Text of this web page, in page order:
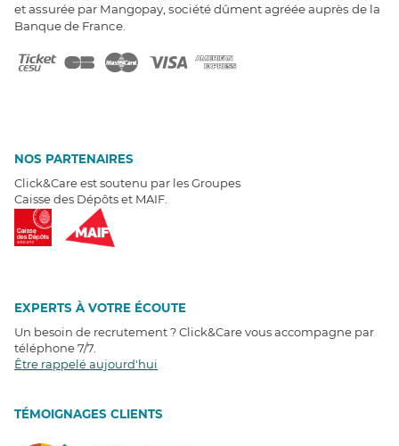
et assurée par Mangopay, société dûment agréée auprès de la
Banque de France.
NOS PARTENAIRES
Click&Care est soutenu par les Groupes
Caisse des Dépôts et MAIF.
EXPERTS À VOTRE ÉCOUTE
Un besoin de recrutement ? Click&Care vous accompagne par
téléphone 7/7
Être rappelé aujourd'hui
TÉMOIGNAGES CLIENTS